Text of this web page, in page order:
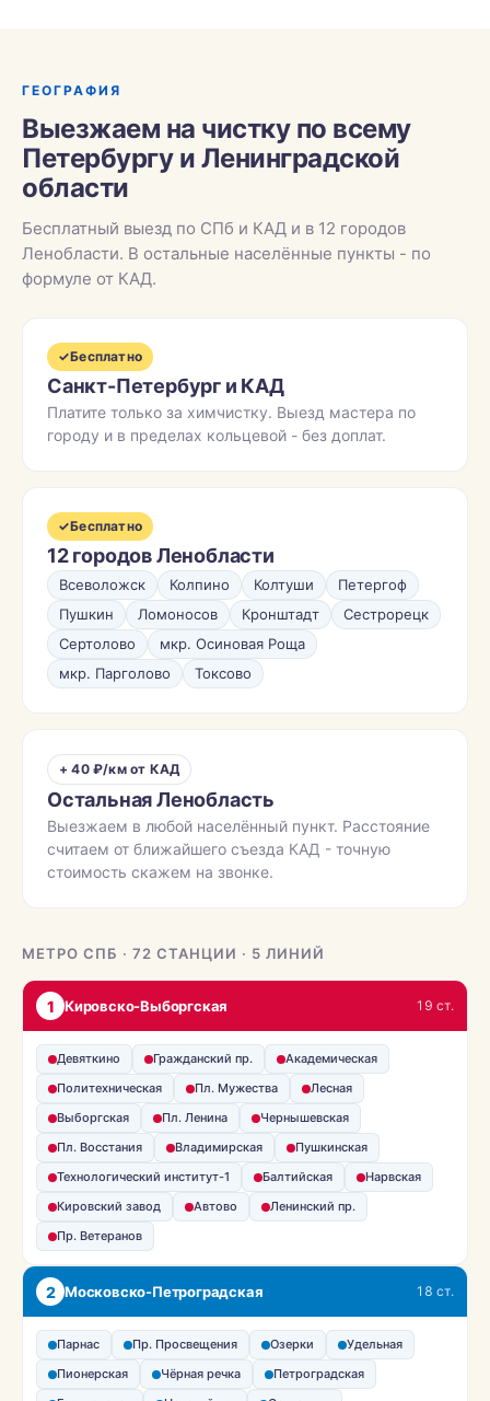
ГЕОГРАФИЯ
Выезжаем на чистку по всему
Петербургу и Ленинградской
области
Бесплатный выезд по СПб и КАД и в 12 городов
Ленобласти. В остальные населённые пункты - по
формуле от КАД.
✓Бесплатно
Санкт-Петербург и КАД
Платите только за химчистку. Выезд мастера по
городу и в пределах кольцевой - без доплат.
✓Бесплатно
12 городов Ленобласти
Всеволожск Колпино Колтуши
Петергоф
Пушкин
Ломоносов Кронштадт
Сестрорецк
Сертолово
мкр. Осиновая Роща
мкр. Парголово
Токсово
+ 40 ₽/км от КАД
Остальная Ленобласть
Выезжаем в любой населённый пункт. Расстояние
считаем от ближайшего съезда КАД - точную
стоимость скажем на звонке.
МЕТРО СПБ · 72 СТАНЦИИ · 5 ЛИНИЙ
1 Кировско-Выборгская 19 ст.
Девяткино Гражданский пр.
Академическая
Политехническая
Пл. Мужества
Лесная
Выборгская
Пл. Ленина
Чернышевская
Пл. Восстания
Владимирская
Пушкинская
Технологический институт-1
Балтийская
Нарвская
Кировский завод
Автово
Ленинский пр.
Пр. Ветеранов
2 Московско-Петроградская 18 ст.
Парнас Пр. Просвещения Озерки
Удельная
Пионерская
Чёрная речка
Петроградская